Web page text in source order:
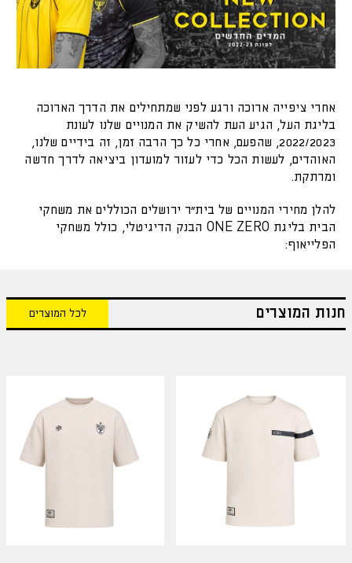
אחרי ציפייה ארוכה ורגע לפני שמתחילים את הדרך הארוכה
בליגת העל, הגיע העת להשיק את המנויים שלנו לעונת
2022/2023, שהפעם, אחרי כל כך הרבה זמן, זה בידיים שלנו,
האוהדים, לעשות הכל כדי לעזור למועדון ביציאה לדרך חדשה
ומרתקת.
להלן מחירי המנויים של בית"ר ירושלים הכוללים את משחקי
הבית בליגת ONE ZERO הבנק הדיגיטלי, כולל משחקי
הפלייאוף:
חנות המוצרים לכל המוצרים